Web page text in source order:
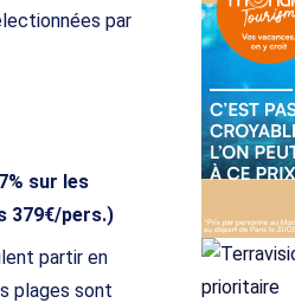
par
sur les
379€/pers.)
partir en
plages sont